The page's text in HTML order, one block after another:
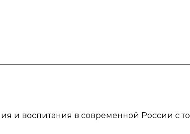
и воспитания в современной России с